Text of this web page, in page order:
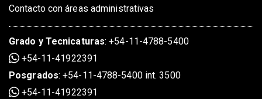
Contacto con áreas administrativas
Grado y Tecnicaturas:+54-11-4788-5400
+54-11-41922391
Posgrados:+54-11-4788-5400 int. 3500
+54-11-41922391